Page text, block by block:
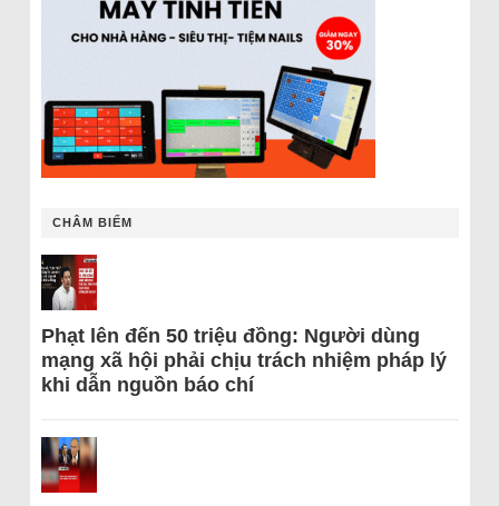
CHÂM BIẾM
Phạt lên đến 50 triệu đồng: Người dùng
mạng xã hội phải chịu trách nhiệm pháp lý
khi dẫn nguồn báo chí